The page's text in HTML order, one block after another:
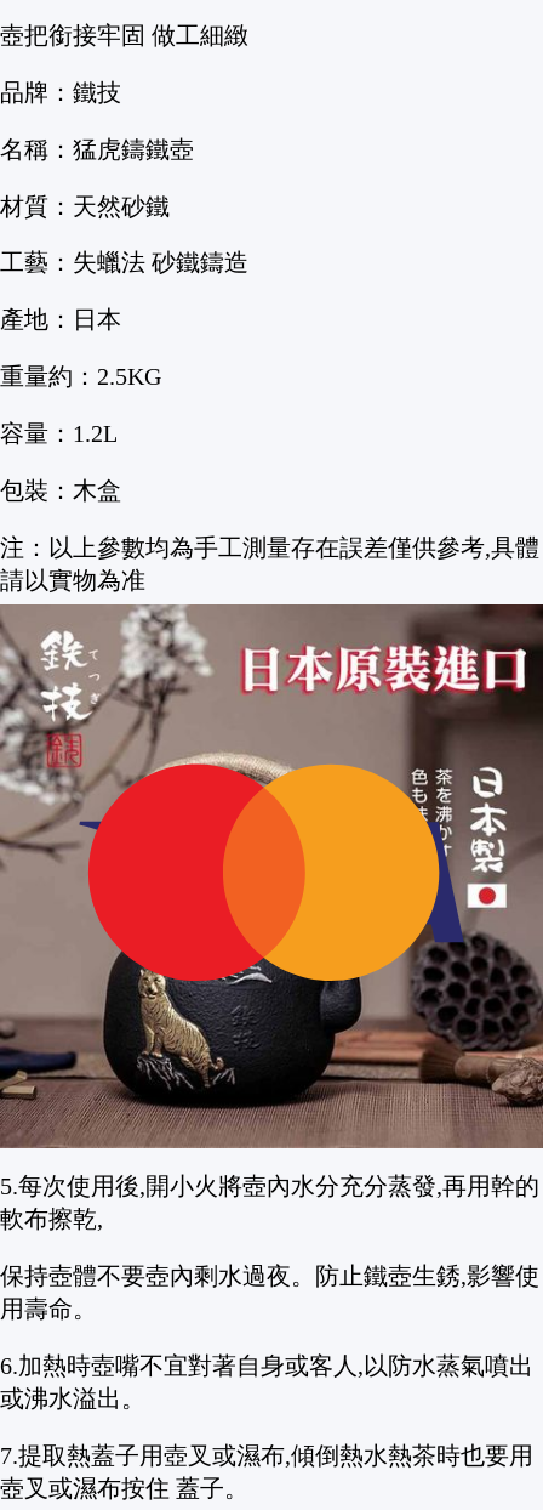
壺把銜接牢固 做工細緻
品牌：鐵技
名稱：猛虎鑄鐵壺
材質：天然砂鐵
工藝：失蠟法 砂鐵鑄造
產地：日本
重量約：2.5KG
容量：1.2L
包裝：木盒
注：以上參數均為手工測量存在誤差僅供參考,具體
請以實物為准
無塗層 生鐵澆鑄成型
鐵壺使用的注意事項與保養
鐵壺加熱適宜朵用循序漸進的加熱方式推薦使
用電陶爐。
2.注水加熱不應過滿以6-7分滿為宜。如果過多,水沸
時易噴湧溢出。
鐵壺第一次使用,請加水煮約10分鐘,去除新壺
的異味。燒開後將壺
內水倒掉,重複2-3次,直至水質清澈即可。
4.請勿幹燒鐵壺,損傷鐵壺減少使用壽命。
5.每次使用後,開小火將壺內水分充分蒸發,再用幹的
軟布擦乾,
保持壺體不要壺內剩水過夜。防止鐵壺生銹,影響使
用壽命。
6.加熱時壺嘴不宜對著自身或客人,以防水蒸氣噴出
或沸水溢出。
7.提取熱蓋子用壺叉或濕布,傾倒熱水熱茶時也要用
壺叉或濕布按住 蓋子。